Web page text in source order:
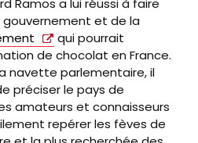
Ramos a lui réussi à faire
et de la
qui pourrait
de chocolat en France.
navette parlementaire, il
préciser le pays de
amateurs et connaisseurs
repérer les fèves de